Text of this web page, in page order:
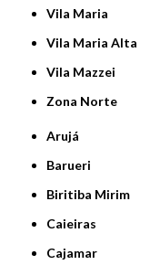
Vila Maria
Vila Maria Alta
Vila Mazzei
Zona Norte
Arujá
Barueri
Biritiba Mirim
Caieiras
Cajamar